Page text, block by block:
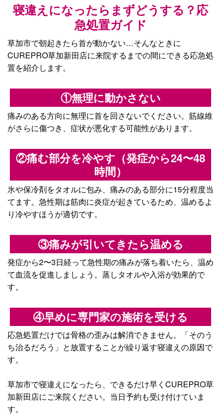
寝違えになったらまずどうする？応
急処置ガイド
草加市で朝起きたら首が動かない…そんなときに
CUREPRO草加新田店に来院するまでの間にできる応急処
置を紹介します。
①無理に動かさない
痛みのある方向に無理に首を回さないでください。筋線維
がさらに傷つき、症状が悪化する可能性があります。
②痛む部分を冷やす（発症から24〜48
時間）
氷や保冷剤をタオルに包み、痛みのある部分に15分程度当
てます。急性期は筋肉に炎症が起きているため、温めるよ
り冷やすほうが適切です。
③痛みが引いてきたら温める
発症から2〜3日経って急性期の痛みが落ち着いたら、温め
て血流を促進しましょう。蒸しタオルや入浴が効果的で
す。
④早めに専門家の施術を受ける
応急処置だけでは骨格の歪みは解消できません。「そのう
ち治るだろう」と放置することが繰り返す寝違えの原因で
す。
草加市で寝違えになったら、できるだけ早くCUREPRO草
加新田店にご来院ください。当日予約も受け付けていま
す。